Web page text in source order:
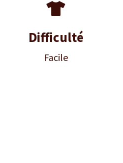

Difficulté
Facile